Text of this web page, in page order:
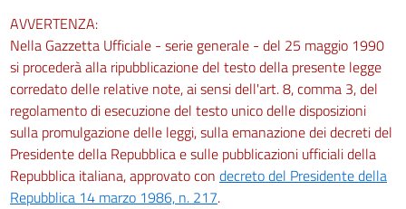
AVVERTENZA:
Nella Gazzetta Ufficiale - serie generale - del 25 maggio 1990
si procederà alla ripubblicazione del testo della presente legge
corredato delle relative note, ai sensi dell'art. 8, comma 3, del
regolamento di esecuzione del testo unico delle disposizioni
sulla promulgazione delle leggi, sulla emanazione dei decreti del
Presidente della Repubblica e sulle pubblicazioni ufficiali della
Repubblica italiana, approvato con decreto del Presidente della
Repubblica 14 marzo 1986, n. 217.